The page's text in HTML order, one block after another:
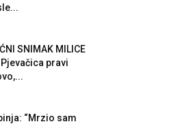
SNlMAK MlLlCE
Pjevačica pravi
“Mrzio sam